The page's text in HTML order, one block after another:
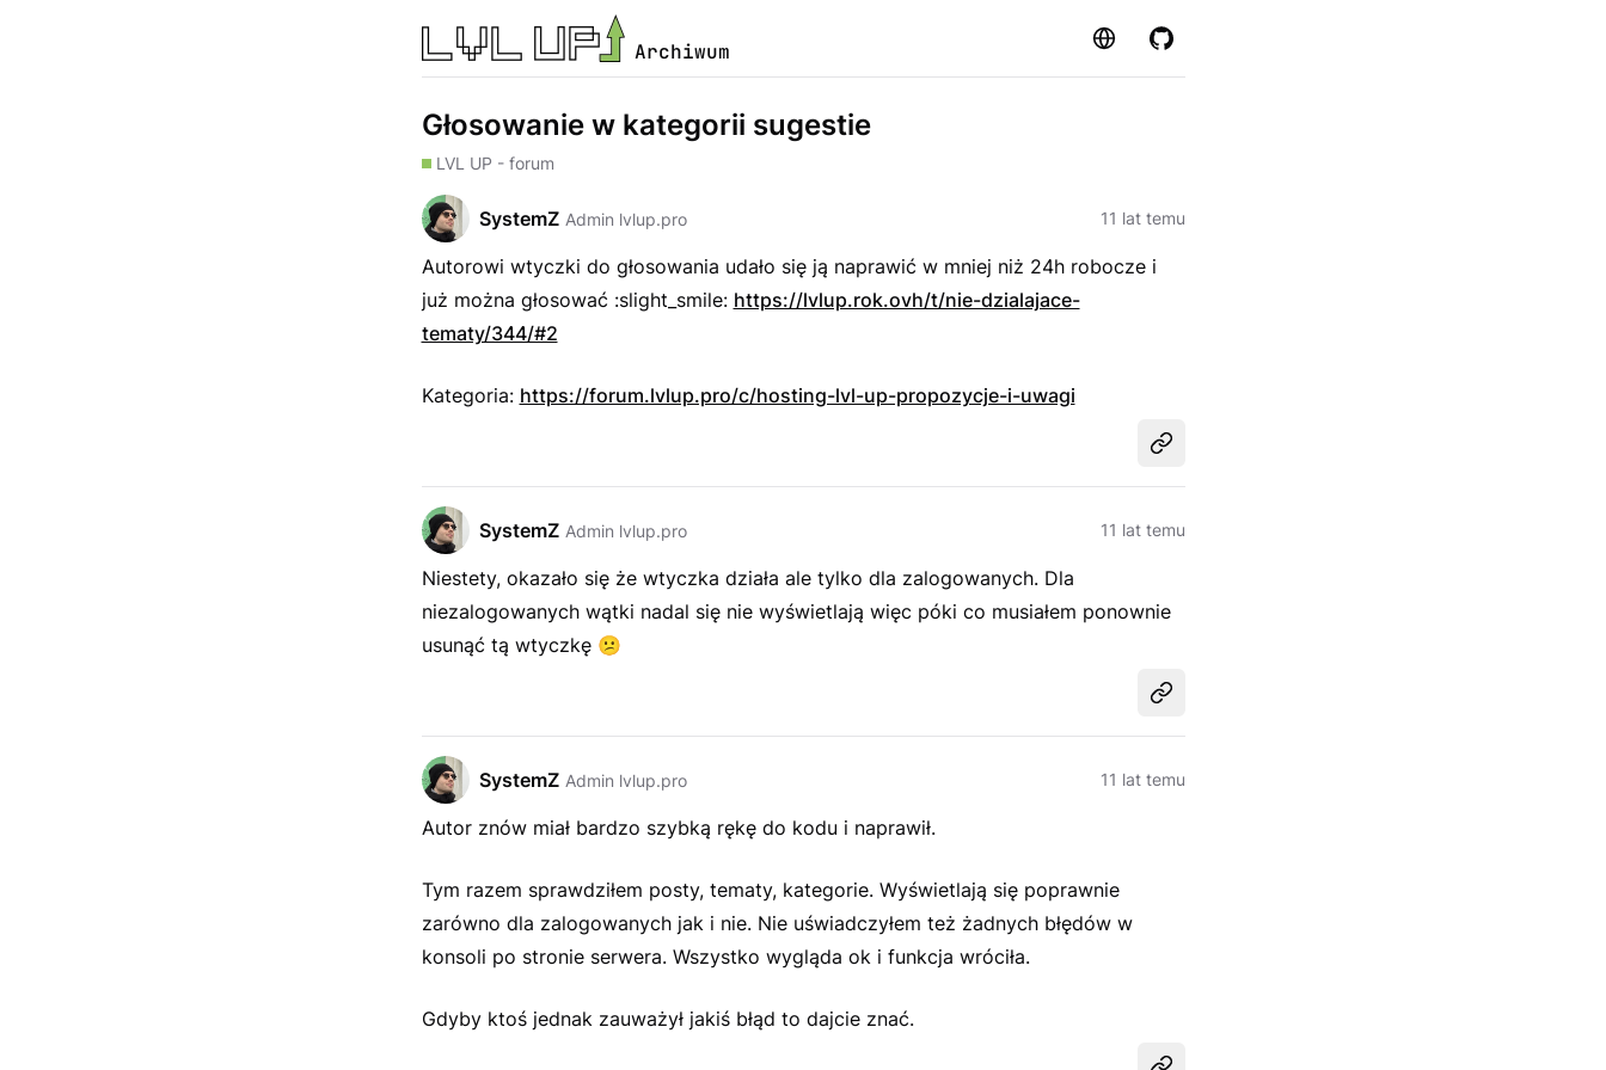
Archiwum Strona GitHub
Głosowanie w kategorii sugestie
LVL UP - forum
SystemZ Admin lvlup.pro 11 lat temu
Autorowi wtyczki do głosowania udało się ją naprawić w mniej niż 24h robocze i
już można głosować :slight_smile: https://lvlup.rok.ovh/t/nie-dzialajace-
tematy/344/#2
Kategoria: https://forum.lvlup.pro/c/hosting-lvl-up-propozycje-i-uwagi
Udostępnij
SystemZ Admin lvlup.pro 11 lat temu
Niestety, okazało się że wtyczka działa ale tylko dla zalogowanych. Dla
niezalogowanych wątki nadal się nie wyświetlają więc póki co musiałem ponownie
usunąć tą wtyczkę 😕
Udostępnij
SystemZ Admin lvlup.pro 11 lat temu
Autor znów miał bardzo szybką rękę do kodu i naprawił.
Tym razem sprawdziłem posty, tematy, kategorie. Wyświetlają się poprawnie
zarówno dla zalogowanych jak i nie. Nie uświadczyłem też żadnych błędów w
konsoli po stronie serwera. Wszystko wygląda ok i funkcja wróciła.
Gdyby ktoś jednak zauważył jakiś błąd to dajcie znać.